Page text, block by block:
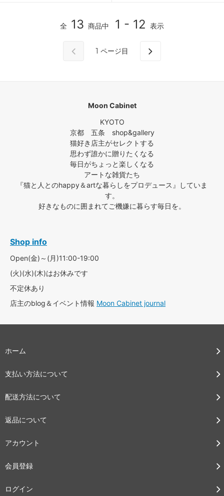
全 13 商品中 1 - 12 表示
1 ページ目
Moon Cabinet
KYOTO
京都 五条 shop&gallery
猫好き店主がセレクトする
思わず誰かに贈りたくなる
毎日がちょっと楽しくなる
アートな雑貨たち
『猫と人とのhappy＆artな暮らしをプロデュース』していま
す。
好きなものに囲まれてご機嫌に暮らす毎日を。
Shop info
Open(金)～(月)11:00-19:00
(火)(水)(木)はお休みです
不定休あり
店主のblog＆イベント情報 Moon Cabinet journal
ホーム
支払い方法について
配送方法について
返品について
アカウント
会員登録
ログイン